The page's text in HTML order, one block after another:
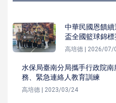
中華民國恩饋
盃全國籃球錦
高培德 | 2026/07/
水保局臺南分局攜手行政院
務、緊急連絡人教育訓練
高培德 | 2023/03/24